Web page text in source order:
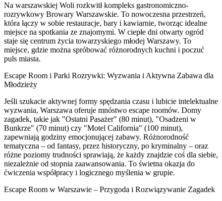
Na warszawskiej Woli rozkwitł kompleks gastronomiczno-
rozrywkowy Browary Warszawskie. To nowoczesna przestrzeń,
która łączy w sobie restauracje, bary i kawiarnie, tworząc idealne
miejsce na spotkania ze znajomymi. W ciepłe dni otwarty ogród
staje się centrum życia towarzyskiego młodej Warszawy. To
miejsce, gdzie można spróbować różnorodnych kuchni i poczuć
puls miasta.
Escape Room i Parki Rozrywki: Wyzwania i Aktywna Zabawa dla
Młodzieży
Jeśli szukacie aktywnej formy spędzania czasu i lubicie intelektualne
wyzwania, Warszawa oferuje mnóstwo escape roomów. Domy
zagadek, takie jak "Ostatni Pasażer" (80 minut), "Osadzeni w
Bunkrze" (70 minut) czy "Motel California" (100 minut),
zapewniają godziny emocjonującej zabawy. Różnorodność
tematyczna – od fantasy, przez historyczny, po kryminalny – oraz
różne poziomy trudności sprawiają, że każdy znajdzie coś dla siebie,
niezależnie od stopnia zaawansowania. To świetna okazja do
ćwiczenia współpracy i logicznego myślenia w grupie.
Escape Room w Warszawie – Przygoda i Rozwiązywanie Zagadek